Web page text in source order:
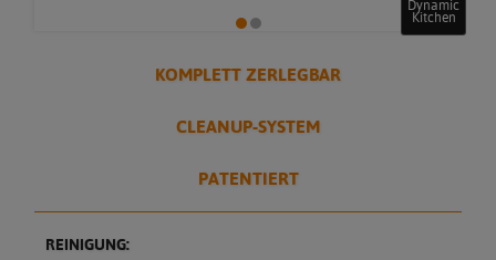
Dynamic
Kitchen
KOMPLETT ZERLEGBAR
CLEANUP-SYSTEM
PATENTIERT
REINIGUNG: